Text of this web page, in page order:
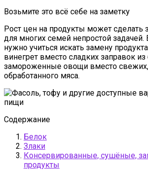
Возьмите это всё себе на заметку
Рост цен на продукты может сделать
для многих семей непростой задачей.
нужно учиться искать замену
винегрет вместо сладких заправок
замороженные овощи вместо
обработанного мяса.
Содержание
Белок
Злаки
Консервированные, сушёные,
продукты